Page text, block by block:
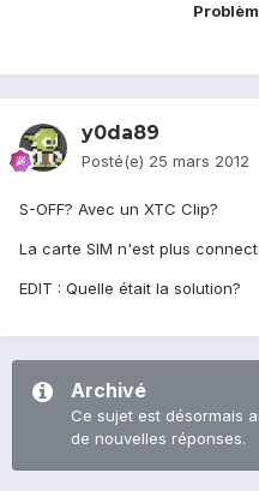
y0da89
Posté(e) 25 mars 2012
S-OFF? Avec un XTC Clip?
La carte SIM n'est plus
EDIT : Quelle était la solution?
Archivé
Ce sujet est désormais
de nouvelles réponses.